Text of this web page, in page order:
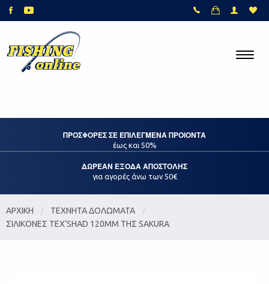
ΠΡΟΣΦΟΡΕΣ ΣΕ ΕΠΙΛΕΓΜΕΝΑ ΠΡΟΙΟΝΤΑ
έως και 50%
ΔΩΡΕΑΝ ΕΞΟΔΑ ΑΠΟΣΤΟΛΗΣ
για αγορές άνω των 50€
ΑΡΧΙΚΗ
ΤΕΧΝΗΤΑ ΔΟΛΩΜΑΤΑ
ΣΙΛΙΚΟΝΕΣ TEX’SHAD 120MM ΤΗΣ SAKURA